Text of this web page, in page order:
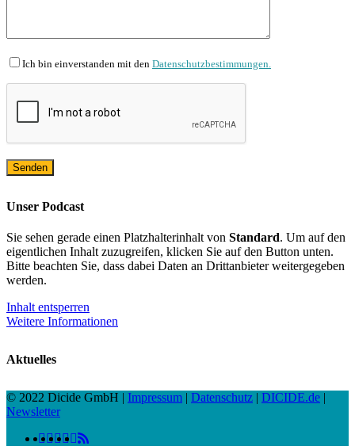
Ich bin einverstanden mit den Datenschutzbestimmungen.
Unser Podcast
Sie sehen gerade einen Platzhalterinhalt von Standard. Um auf den
eigentlichen Inhalt zuzugreifen, klicken Sie auf den Button unten.
Bitte beachten Sie, dass dabei Daten an Drittanbieter weitergegeben
werden.
Inhalt entsperren
Weitere Informationen
Aktuelles
© 2022 Dicide GmbH | Impressum | Datenschutz | DICIDE.de |
Newsletter
twitter
facebook
linkedinyoutube
RSS
instagram
spotify
vk